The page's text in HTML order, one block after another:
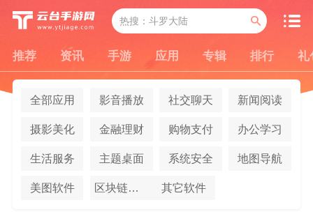
推荐 资讯 手游 应用 专辑 排行 礼
全部应用 影音播放 社交聊天 新闻阅读
摄影美化 金融理财 购物支付 办公学习
生活服务 主题桌面 系统安全 地图导航
美图软件 区块链应用 其它软件